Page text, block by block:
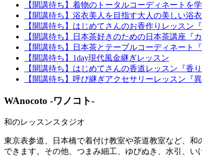
【開講待ち】着物のトータルコーディネートを
【開講待ち】浴衣美人を目指す大人の美しい浴
【開講待ち】はじめてさんのお香作りレッスン
【開講待ち】日本茶好きのための日本茶講座『
【開講待ち】日本茶とテーブルコーディネート
【開講待ち】1day現代風金継ぎレッスン
【開講待ち】はじめてさんの香道レッスン『香
【開講待ち】呼び継ぎアクセサリーレッスン『
WAnocoto -ワノコト-
和のレッスンスタジオ
東京表参道、日本橋で着付け教室や茶道教室など、
できます。その他、つまみ細工、ゆびぬき、水引、